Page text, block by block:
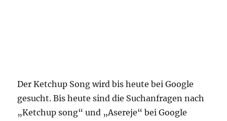
Der Ketchup Song wird bis heute bei Google
gesucht. Bis heute sind die Suchanfragen nach
„Ketchup song“ und „Asereje“ bei Google